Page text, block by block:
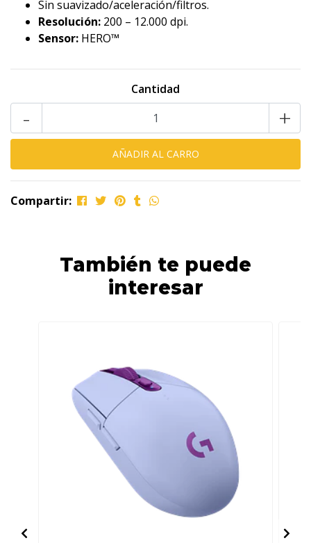
Sin suavizado/aceleración/filtros.
Resolución: 200 – 12.000 dpi.
Sensor: HERO™
Cantidad
+
-
Compartir:
También te puede
interesar